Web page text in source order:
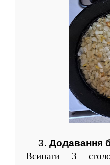
3. Додавання
Всипати 3